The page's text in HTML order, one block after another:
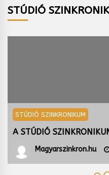
STÚDIÓ
STÚDIÓ SZINKRONIKUM
A STÚDIÓ